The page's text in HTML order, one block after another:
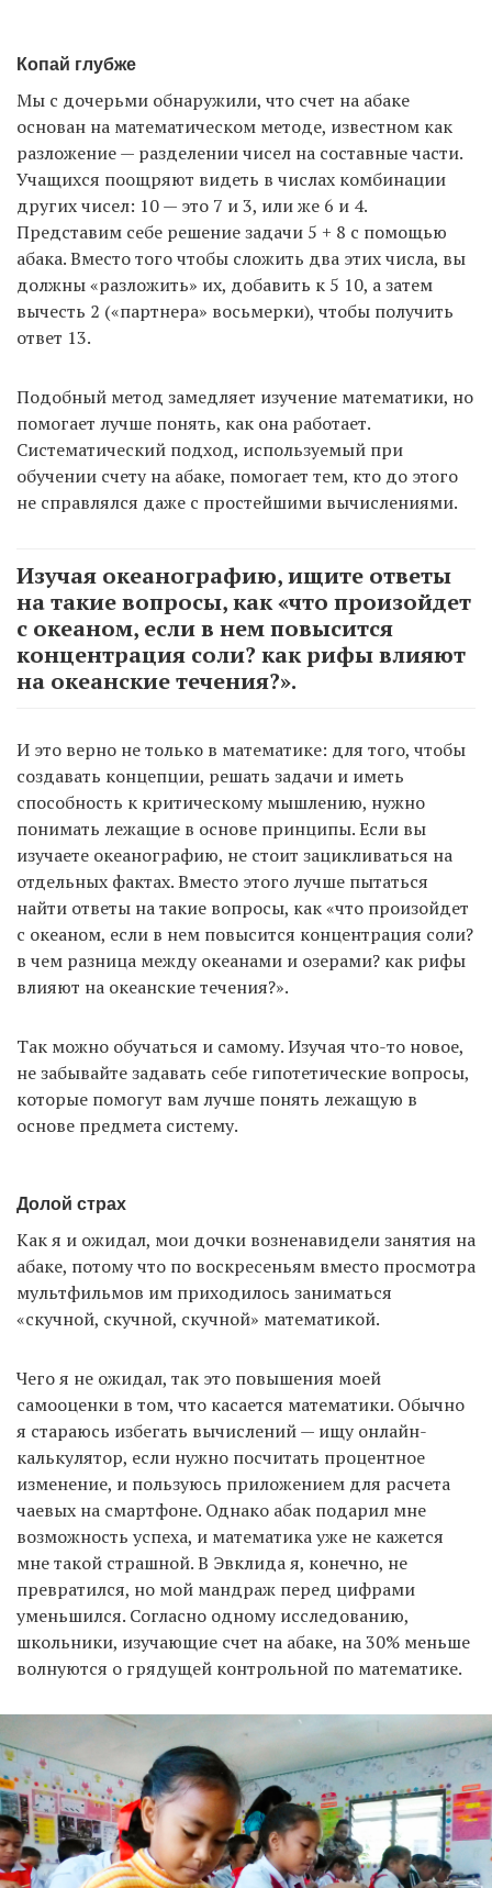
Копай глубже
Мы с дочерьми обнаружили, что счет на абаке
основан на математическом методе, известном как
разложение — разделении чисел на составные части.
Учащихся поощряют видеть в числах комбинации
других чисел: 10 — это 7 и 3, или же 6 и 4.
Представим себе решение задачи 5 + 8 с помощью
абака. Вместо того чтобы сложить два этих числа, вы
должны «разложить» их, добавить к 5 10, а затем
вычесть 2 («партнера» восьмерки), чтобы получить
ответ 13.
Подобный метод замедляет изучение математики, но
помогает лучше понять, как она работает.
Систематический подход, используемый при
обучении счету на абаке, помогает тем, кто до этого
не справлялся даже с простейшими вычислениями.
Изучая океанографию, ищите ответы
на такие вопросы, как «что произойдет
с океаном, если в нем повысится
концентрация соли? как рифы влияют
на океанские течения?».
И это верно не только в математике: для того, чтобы
создавать концепции, решать задачи и иметь
способность к критическому мышлению, нужно
понимать лежащие в основе принципы. Если вы
изучаете океанографию, не стоит зацикливаться на
отдельных фактах. Вместо этого лучше пытаться
найти ответы на такие вопросы, как «что произойдет
с океаном, если в нем повысится концентрация соли?
в чем разница между океанами и озерами? как рифы
влияют на океанские течения?».
Так можно обучаться и самому. Изучая что-то новое,
не забывайте задавать себе гипотетические вопросы,
которые помогут вам лучше понять лежащую в
основе предмета систему.
Долой страх
Как я и ожидал, мои дочки возненавидели занятия на
абаке, потому что по воскресеньям вместо просмотра
мультфильмов им приходилось заниматься
«скучной, скучной, скучной» математикой.
Чего я не ожидал, так это повышения моей
самооценки в том, что касается математики. Обычно
я стараюсь избегать вычислений — ищу онлайн-
калькулятор, если нужно посчитать процентное
изменение, и пользуюсь приложением для расчета
чаевых на смартфоне. Однако абак подарил мне
возможность успеха, и математика уже не кажется
мне такой страшной. В Эвклида я, конечно, не
превратился, но мой мандраж перед цифрами
уменьшился. Согласно одному исследованию,
школьники, изучающие счет на абаке, на 30% меньше
волнуются о грядущей контрольной по математике.